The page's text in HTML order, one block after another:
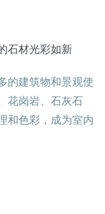
石材光彩如新
的建筑物和景观使
花岗岩、石灰石
和色彩，成为室内